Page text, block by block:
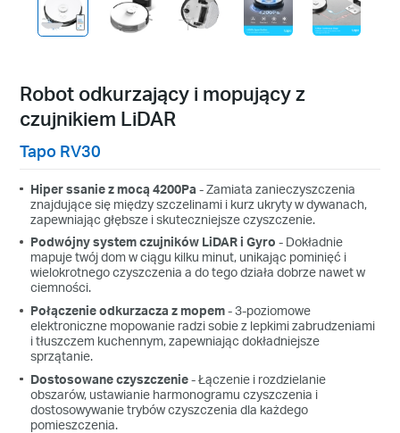
Robot odkurzający i mopujący z
czujnikiem LiDAR
Tapo RV30
Hiper ssanie z mocą 4200Pa - Zamiata zanieczyszczenia
znajdujące się między szczelinami i kurz ukryty w dywanach,
zapewniając głębsze i skuteczniejsze czyszczenie.
Podwójny system czujników LiDAR i Gyro - Dokładnie
mapuje twój dom w ciągu kilku minut, unikając pominięć i
wielokrotnego czyszczenia a do tego działa dobrze nawet w
ciemności.
Połączenie odkurzacza z mopem- 3-poziomowe
elektroniczne mopowanie radzi sobie z lepkimi zabrudzeniami
i tłuszczem kuchennym, zapewniając dokładniejsze
sprzątanie.
Dostosowane czyszczenie- Łączenie i rozdzielanie
obszarów, ustawianie harmonogramu czyszczenia i
dostosowywanie trybów czyszczenia dla każdego
pomieszczenia.